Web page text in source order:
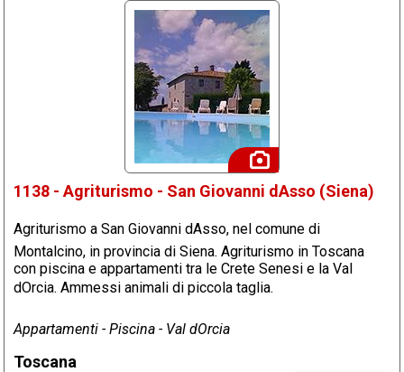
1138 - Agriturismo - San Giovanni dAsso (Siena)
Agriturismo a San Giovanni dAsso, nel comune di
Montalcino, in provincia di Siena. Agriturismo in Toscana
con piscina e appartamenti tra le Crete Senesi e la Val
dOrcia. Ammessi animali di piccola taglia.
Appartamenti - Piscina - Val dOrcia
Toscana